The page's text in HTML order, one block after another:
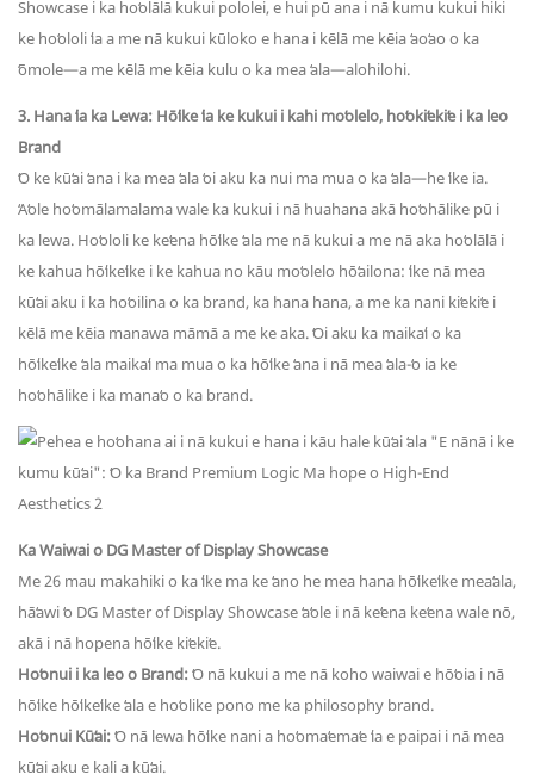
Showcase i ka hoʻolālā kukui pololei, e hui pū ana i nā kumu kukui hiki
ke hoʻololi ʻia a me nā kukui kūloko e hana i kēlā me kēia ʻaoʻao o ka
ʻōmole—a me kēlā me kēia kulu o ka mea ʻala—alohilohi.
3. Hana ʻia ka Lewa: Hōʻike ʻia ke kukui i kahi moʻolelo, hoʻokiʻekiʻe i ka leo
Brand
ʻO ke kūʻai ʻana i ka mea ʻala ʻoi aku ka nui ma mua o ka ʻala—he ʻike ia.
ʻAʻole hoʻomālamalama wale ka kukui i nā huahana akā hoʻohālike pū i
ka lewa. Hoʻololi ke keʻena hōʻike ʻala me nā kukui a me nā aka hoʻolālā i
ke kahua hōʻikeʻike i ke kahua no kāu moʻolelo hōʻailona: ʻike nā mea
kūʻai aku i ka hoʻoilina o ka brand, ka hana hana, a me ka nani kiʻekiʻe i
kēlā me kēia manawa māmā a me ke aka. ʻOi aku ka maikaʻi o ka
hōʻikeʻike ʻala maikaʻi ma mua o ka hōʻike ʻana i nā mea ʻala-ʻo ia ke
hoʻohālike i ka manaʻo o ka brand.
Ka Waiwai o DG Master of Display Showcase
Me 26 mau makahiki o ka ʻike ma ke ʻano he mea hana hōʻikeʻike meaʻala,
hāʻawi ʻo DG Master of Display Showcase ʻaʻole i nā keʻena keʻena wale nō,
akā i nā hopena hōʻike kiʻekiʻe.
Hoʻonui i ka leo o Brand:ʻO nā kukui a me nā koho waiwai e hōʻoia i nā
hōʻike hōʻikeʻike ʻala e hoʻolike pono me ka philosophy brand.
Hoʻonui Kūʻai:ʻO nā lewa hōʻike nani a hoʻomaʻemaʻe ʻia e paipai i nā mea
kūʻai aku e kali a kūʻai.